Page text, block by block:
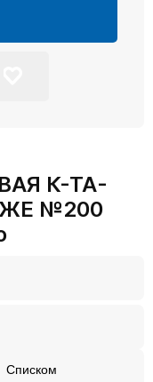
К-ТА-
№200
Списком